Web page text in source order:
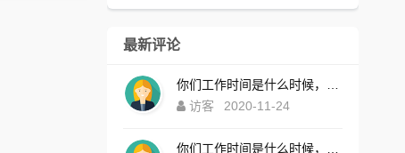
最新评论
访客
2020-11-24